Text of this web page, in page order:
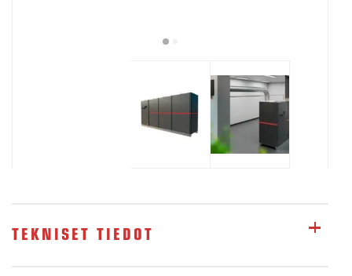
TEKNISET TIEDOT